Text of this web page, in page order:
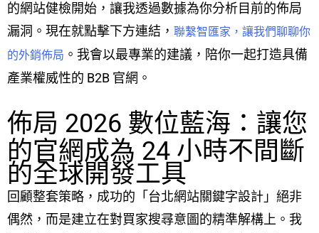
的網站健檢開始，讓我透過數據為你分析目前的佈局
漏洞。現在就點擊下方連結， 聯繫智匯家，讓我們聊聊你
的外銷佈局 。我會以最專業的建議，陪你一起打造具備
產業權威性的 B2B 官網。
佈局 2026 數位藍海：讓您
的官網成為 24 小時不間斷
的全球開發工具
回顧整套策略，成功的「台北網站關鍵字設計」絕非
偶然，而是建立在對買家搜尋意圖的精準解構上。我